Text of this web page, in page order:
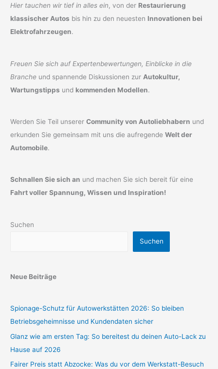
Hier tauchen wir tief in alles ein, von der Restaurierung
klassischer Autos bis hin zu den neuesten Innovationen bei
Elektrofahrzeugen.
Freuen Sie sich auf Expertenbewertungen, Einblicke in die
Branche und spannende Diskussionen zur Autokultur,
Wartungstipps und kommenden Modellen.
Werden Sie Teil unsererCommunity von Autoliebhabern und
erkunden Sie gemeinsam mit uns die aufregendeWelt der
Automobile.
Schnallen Sie sich an und machen Sie sich bereit für eine
Fahrt voller Spannung, Wissen und Inspiration!
Suchen
Suchen
Neue Beiträge
Spionage-Schutz für Autowerkstätten 2026: So bleiben
Betriebsgeheimnisse und Kundendaten sicher
Glanz wie am ersten Tag: So bereitest du deinen Auto-Lack zu
Hause auf 2026
Fairer Preis statt Abzocke: Was du vor dem Werkstatt-Besuch